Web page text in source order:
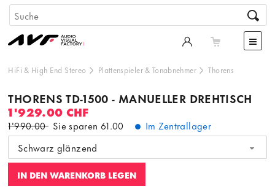
HiFi & High End Stereo Plattenspieler & Tonabnehmer Thorens
THORENS TD-1500 - MANUELLER DREHTISCH
1'929.00 CHF
1'990.00 Sie sparen 61.00
Im Zentrallager
Schwarz glänzend
IN DEN WARENKORB LEGEN